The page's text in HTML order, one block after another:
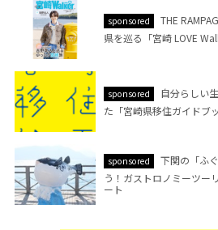
sponsored
THE
県を巡る「宮崎 LOVE
sponsored
自分らしい
た「宮崎県移住ガイドブ
sponsored
下関の「ふ
う！ガストロノミーツー
ート